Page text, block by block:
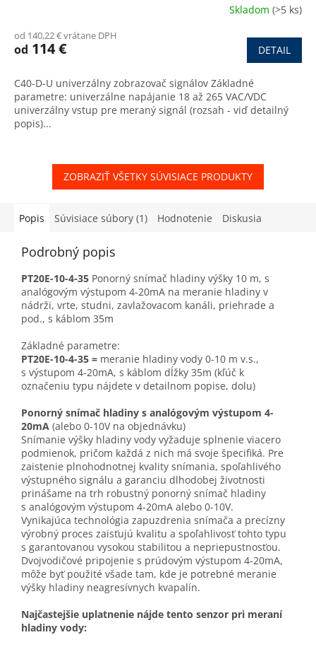
Skladom (>5 ks)
od 140,22 € vrátane DPH
od 114 € DETAIL
C40-D-U univerzálny zobrazovač signálov Základné
parametre: univerzálne napájanie 18 až 265 VAC/VDC
univerzálny vstup pre meraný signál (rozsah - viď detailný
popis)...
ZOBRAZIŤ VŠETKY SÚVISIACE PRODUKTY
Popis Súvisiace súbory (1) Hodnotenie Diskusia
Podrobný popis
PT20E-10-4-35 Ponorný snímač hladiny výšky 10 m, s
analógovým výstupom 4-20mA na meranie hladiny v
nádrži, vrte, studni, zavlažovacom kanáli, priehrade a
pod., s káblom 35m
Základné parametre:
PT20E-10-4-35 = meranie hladiny vody 0-10 m v.s.,
s výstupom 4-20mA, s káblom dĺžky 35m (kľúč k
označeniu typu nájdete v detailnom popise, dolu)
Ponorný snímač hladiny s analógovým výstupom 4-
20mA (alebo 0-10V na objednávku)
Snímanie výšky hladiny vody vyžaduje splnenie viacero
podmienok, pričom každá z nich má svoje špecifiká. Pre
zaistenie plnohodnotnej kvality snímania, spoľahlivého
výstupného signálu a garanciu dlhodobej životnosti
prinášame na trh robustný ponorný snímač hladiny
s analógovým výstupom 4-20mA alebo 0-10V.
Vynikajúca technológia zapuzdrenia snímača a precízny
výrobný proces zaisťujú kvalitu a spoľahlivosť tohto typu
s garantovanou vysokou stabilitou a nepriepustnosťou.
Dvojvodičové pripojenie s prúdovým výstupom 4-20mA,
môže byť použité všade tam, kde je potrebné meranie
výšky hladiny neagresívnych kvapalín.
Najčastejšie uplatnenie nájde tento senzor pri meraní
hladiny vody: